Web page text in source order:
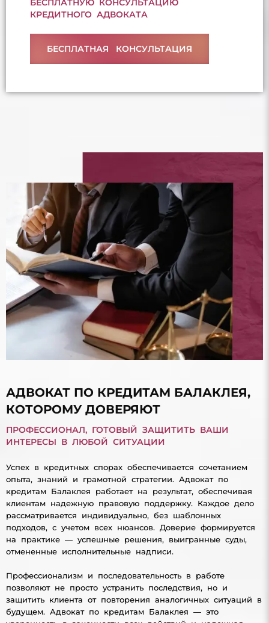
БЕСПЛАТНУЮ КОНСУЛЬТАЦИЮ
КРЕДИТНОГО АДВОКАТА
БЕСПЛАТНАЯ КОНСУЛЬТАЦИЯ
АДВОКАТ ПО КРЕДИТАМ БАЛАКЛЕЯ,
КОТОРОМУ ДОВЕРЯЮТ
ПРОФЕССИОНАЛ, ГОТОВЫЙ ЗАЩИТИТЬ ВАШИ
ИНТЕРЕСЫ В ЛЮБОЙ СИТУАЦИИ
Успех в кредитных спорах обеспечивается сочетанием
опыта, знаний и грамотной стратегии. Адвокат по
кредитам Балаклея работает на результат, обеспечивая
клиентам надежную правовую поддержку. Каждое дело
рассматривается индивидуально, без шаблонных
подходов, с учетом всех нюансов. Доверие формируется
на практике — успешные решения, выигранные суды,
отмененные исполнительные надписи.
Профессионализм и последовательность в работе
позволяют не просто устранить последствия, но и
защитить клиента от повторения аналогичных ситуаций в
будущем. Адвокат по кредитам Балаклея — это